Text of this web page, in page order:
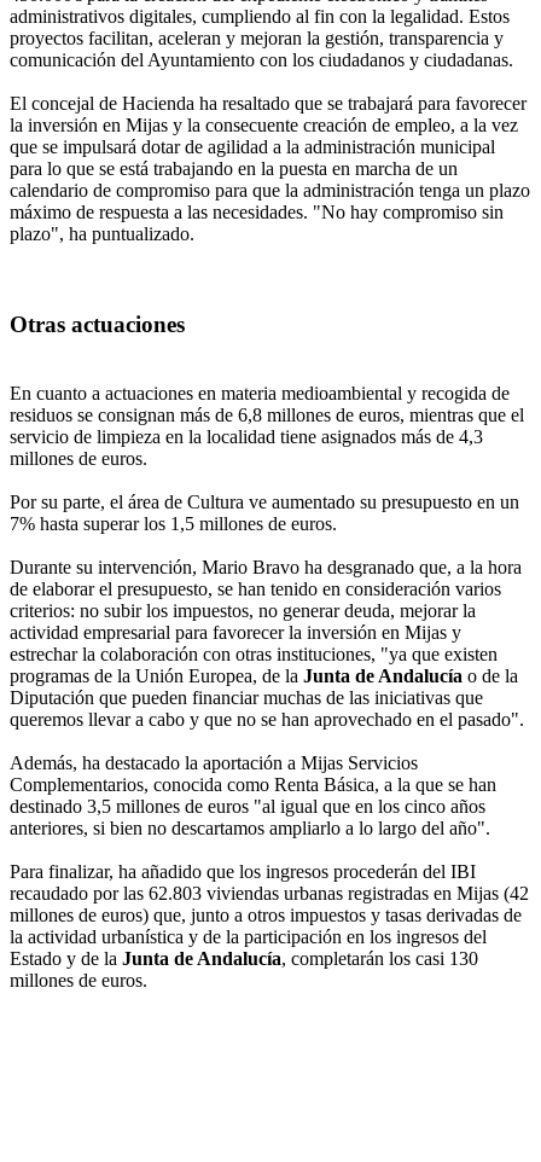
administrativos digitales, cumpliendo al fin con la legalidad. Estos
proyectos facilitan, aceleran y mejoran la gestión, transparencia y
comunicación del Ayuntamiento con los ciudadanos y ciudadanas.
El concejal de Hacienda ha resaltado que se trabajará para favorecer
la inversión en Mijas y la consecuente creación de empleo, a la vez
que se impulsará dotar de agilidad a la administración municipal
para lo que se está trabajando en la puesta en marcha de un
calendario de compromiso para que la administración tenga un plazo
máximo de respuesta a las necesidades. "No hay compromiso sin
plazo", ha puntualizado.
Otras actuaciones
En cuanto a actuaciones en materia medioambiental y recogida de
residuos se consignan más de 6,8 millones de euros, mientras que el
servicio de limpieza en la localidad tiene asignados más de 4,3
millones de euros.
Por su parte, el área de Cultura ve aumentado su presupuesto en un
7% hasta superar los 1,5 millones de euros.
Durante su intervención, Mario Bravo ha desgranado que, a la hora
de elaborar el presupuesto, se han tenido en consideración varios
criterios: no subir los impuestos, no generar deuda, mejorar la
actividad empresarial para favorecer la inversión en Mijas y
estrechar la colaboración con otras instituciones, "ya que existen
programas de la Unión Europea, de la Junta de Andalucía o de la
Diputación que pueden financiar muchas de las iniciativas que
queremos llevar a cabo y que no se han aprovechado en el pasado".
Además, ha destacado la aportación a Mijas Servicios
Complementarios, conocida como Renta Básica, a la que se han
destinado 3,5 millones de euros "al igual que en los cinco años
anteriores, si bien no descartamos ampliarlo a lo largo del año".
Para finalizar, ha añadido que los ingresos procederán del IBI
recaudado por las 62.803 viviendas urbanas registradas en Mijas (42
millones de euros) que, junto a otros impuestos y tasas derivadas de
la actividad urbanística y de la participación en los ingresos del
Estado y de la Junta de Andalucía, completarán los casi 130
millones de euros.